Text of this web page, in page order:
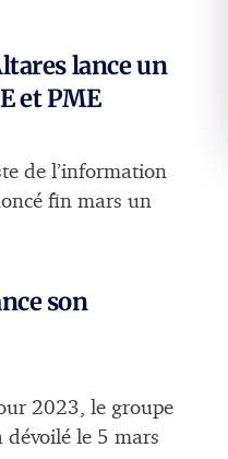
lance un
et PME
de l’information
fin mars un
son
2023, le groupe
dévoilé le 5 mars